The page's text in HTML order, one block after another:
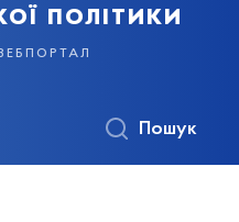
політики
Пошук